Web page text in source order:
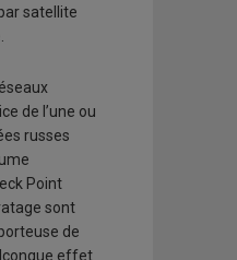
satellite
de l’une ou
russes
Point
sont
de
effet